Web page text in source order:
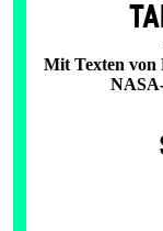
Mit Texten von